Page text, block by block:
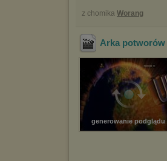
z chomika Worang
Arka potworów
generowanie podglądu